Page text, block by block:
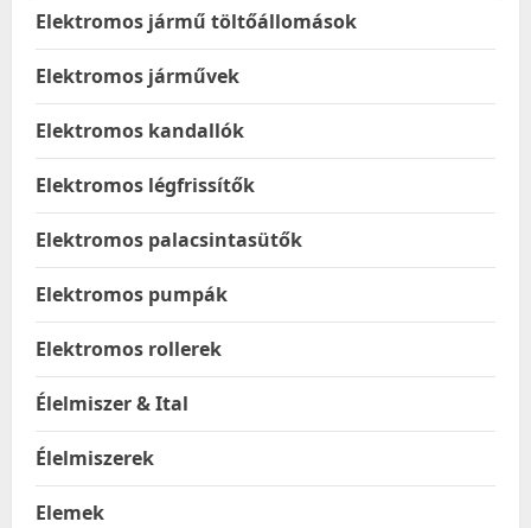
Elektromos jármű töltőállomások
Elektromos járművek
Elektromos kandallók
Elektromos légfrissítők
Elektromos palacsintasütők
Elektromos pumpák
Elektromos rollerek
Élelmiszer & Ital
Élelmiszerek
Elemek